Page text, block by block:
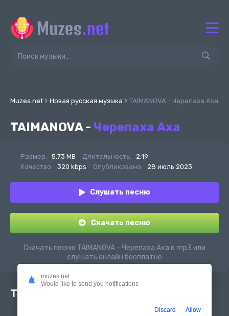
Muzes.net Новая русская музыка TAIMANOVA - Черепаха Аха
TAIMANOVA - Черепаха Аха
Размер: 5.73 MB Длительность:
2:19
Качество:
320 kbps Опубликовано: 28 июль 2023
Слушать песню
Скачать песню
Скачать песню TAIMANOVA - Черепаха Аха в mp3 или
слушать онлайн бесплатно
Текст песни
muzes.net
Would like to send you notifications
Discard Allow